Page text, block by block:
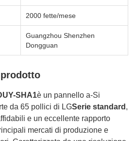
2000 fette/mese
Guangzhou Shenzhen
Dongguan
SHA1è un pannello a‑Si
da 65 pollici di LGSerie standard ,
e un eccellente rapporto
mercati di produzione e